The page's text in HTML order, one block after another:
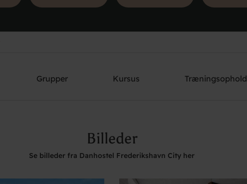
Grupper Kursus Træningsophold
Billeder
Se billeder fra Danhostel Frederikshavn City her